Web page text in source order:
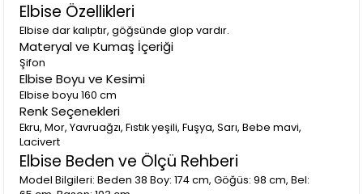
Elbise Özellikleri
Elbise dar kalıptır, göğsünde glop vardır.
Materyal ve Kumaş İçeriği
Şifon
Elbise Boyu ve Kesimi
Elbise boyu 160 cm
Renk Seçenekleri
Ekru, Mor, Yavruağzı, Fıstık yeşili, Fuşya, Sarı, Bebe mavi,
Lacivert
Elbise Beden ve Ölçü Rehberi
Model Bilgileri: Beden 38 Boy: 174 cm, Göğüs: 98 cm, Bel: